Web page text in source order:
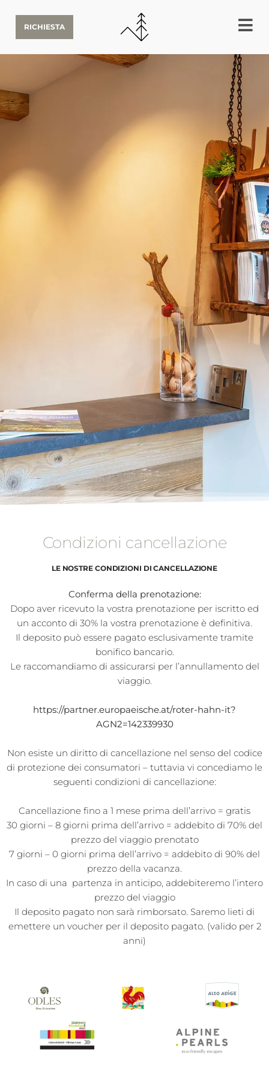
RICHIESTA
Condizioni cancellazione
LE NOSTRE CONDIZIONI DI CANCELLAZIONE
Conferma della prenotazione:
Dopo aver ricevuto la vostra prenotazione per iscritto ed
un acconto di 30% la vostra prenotazione è definitiva.
Il deposito può essere pagato esclusivamente tramite
bonifico bancario.
Le raccomandiamo di assicurarsi per l’annullamento del
viaggio.
https://partner.europaeische.at/roter-hahn-it?
AGN2=142339930
Non esiste un diritto di cancellazione nel senso del codice
di protezione dei consumatori – tuttavia vi concediamo le
seguenti condizioni di cancellazione:
Cancellazione fino a 1 mese prima dell’arrivo = gratis
30 giorni – 8 giorni prima dell’arrivo = addebito di 70% del
prezzo del viaggio prenotato
7 giorni – 0 giorni prima dell’arrivo = addebito di 90% del
prezzo della vacanza.
In caso di una partenza in anticipo, addebiteremo l’intero
prezzo del viaggio
Il deposito pagato non sarà rimborsato. Saremo lieti di
emettere un voucher per il deposito pagato. (valido per 2
anni)